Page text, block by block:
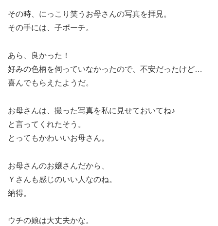
その時、にっこり笑うお母さんの写真を拝見。
その手には、子ポーチ。
あら、良かった！
好みの色柄を伺っていなかったので、不安だったけど…
喜んでもらえたようだ。
お母さんは、撮った写真を私に見せておいてね♪
と言ってくれたそう。
とってもかわいいお母さん。
お母さんのお嬢さんだから、
Ｙさんも感じのいい人なのね。
納得。
ウチの娘は大丈夫かな。